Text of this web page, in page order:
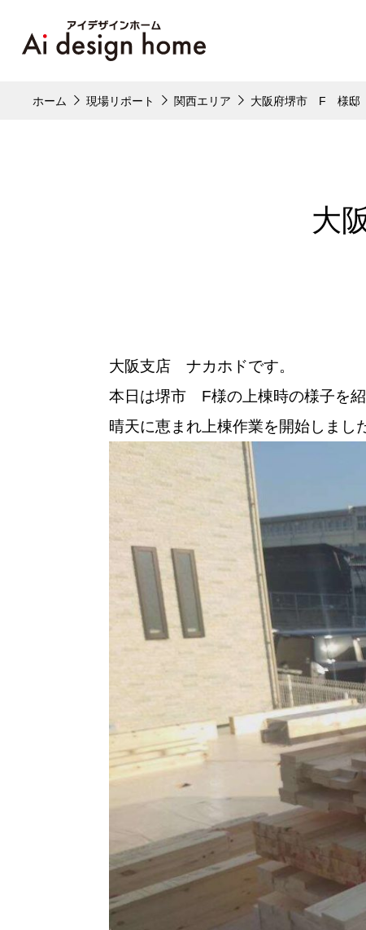
ホーム 現場リポート 関西エリア 大阪府堺市 F 様邸
大
大阪支店 ナカホドです。
本日は堺市 F様の上棟時の様子を紹
晴天に恵まれ上棟作業を開始しまし